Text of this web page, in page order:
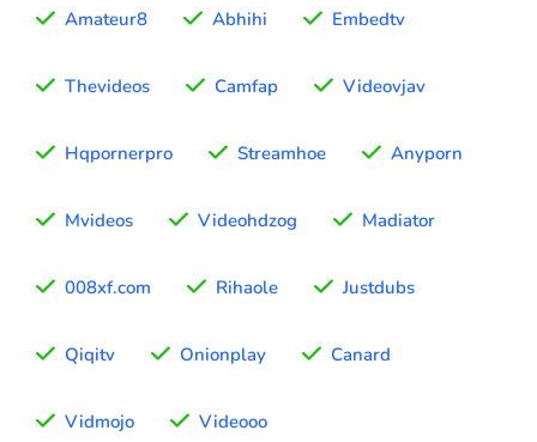
Amateur8 Abhihi Embedtv
Thevideos Camfap Videovjav
Hqpornerpro Streamhoe Anyporn
Mvideos Videohdzog Madiator
008xf.com Rihaole Justdubs
Qiqitv Onionplay Canard
Vidmojo Videooo